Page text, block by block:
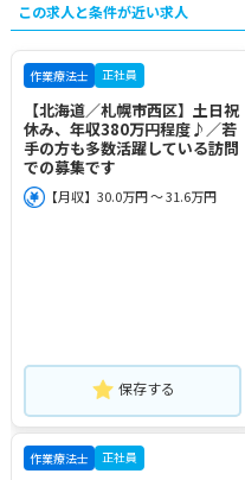
この求人と条件が近い求人
作業療法士 正社員
【北海道／札幌市西区】土日祝
休み、年収380万円程度♪／若
手の方も多数活躍している訪問
での募集です
【月収】30.0万円 ～ 31.6万円
保存する
作業療法士 正社員